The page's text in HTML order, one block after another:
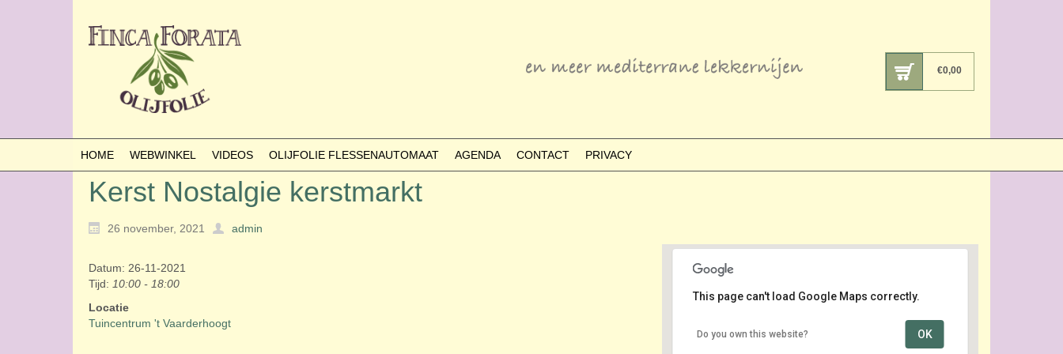
€0,00
HOME WEBWINKEL VIDEOS OLIJFOLIE FLESSENAUTOMAAT AGENDA CONTACT PRIVACY
Kerst Nostalgie kerstmarkt
26 november, 2021 admin
Tuincentrum ’t Vaarderhoogt
This page can't load Google Maps correctly.
Do you own this website? OK
Datum: 26-11-2021
Tijd: 10:00 - 18:00
Locatie
Tuincentrum 't Vaarderhoogt